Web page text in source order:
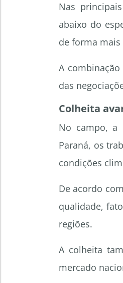
Nas
abaixo do
de forma
A
das
Colheita
No campo, a
Paraná, os
condições
De acordo
qualidade,
regiões.
A colheita
mercado